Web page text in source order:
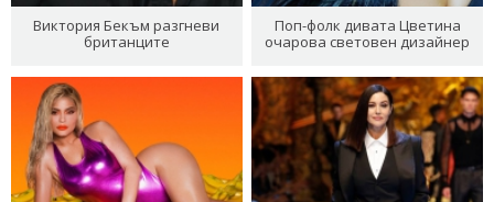
Виктория Бекъм разгневи
британците
Поп-фолк дивата Цветина
очарова световен дизайнер